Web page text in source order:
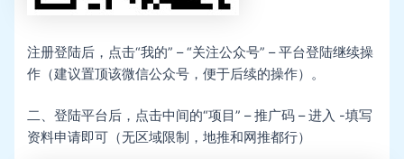
注册登陆后，点击“我的” – “关注公众号” – 平台登陆继续操
作（建议置顶该微信公众号，便于后续的操作）。
二、登陆平台后，点击中间的“项目” – 推广码 – 进入 -填写
资料申请即可（无区域限制，地推和网推都行）